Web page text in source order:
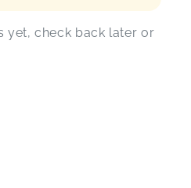
yet, check back later or